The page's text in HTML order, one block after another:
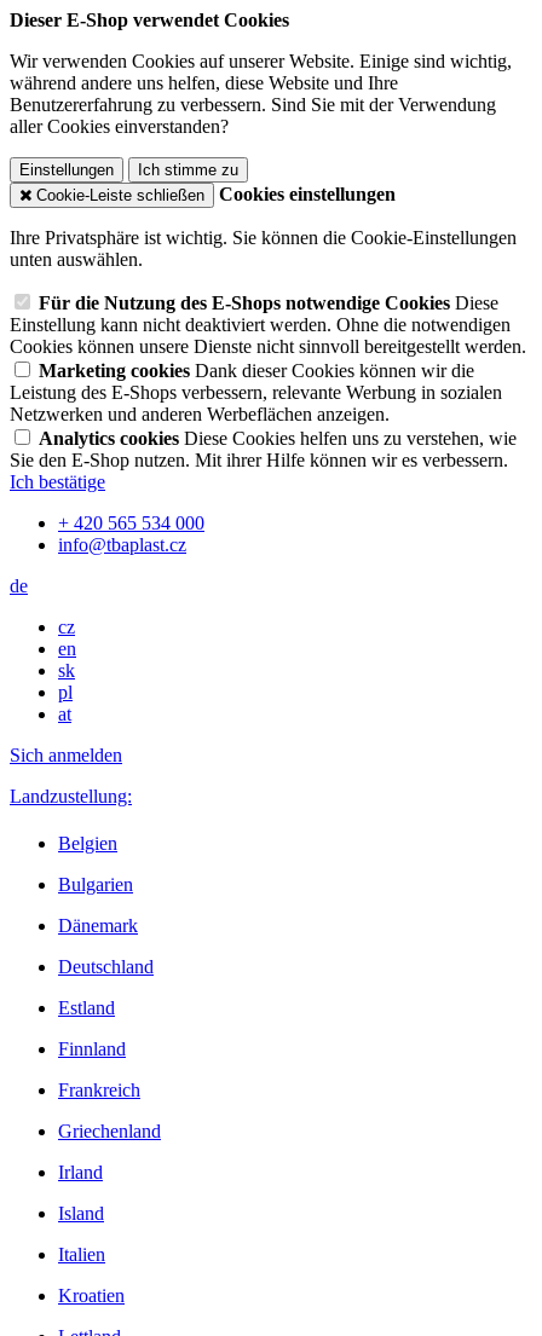
Dieser E-Shop verwendet Cookies
Wir verwenden Cookies auf unserer Website. Einige sind wichtig,
während andere uns helfen, diese Website und Ihre
Benutzererfahrung zu verbessern. Sind Sie mit der Verwendung
aller Cookies einverstanden?
Einstellungen
Ich stimme zu
Cookie-Leiste schließen
Cookies einstellungen
Ihre Privatsphäre ist wichtig. Sie können die Cookie-Einstellungen
unten auswählen.
Für die Nutzung des E-Shops notwendige Cookies Diese
Einstellung kann nicht deaktiviert werden. Ohne die notwendigen
Cookies können unsere Dienste nicht sinnvoll bereitgestellt werden.
Marketing cookies Dank dieser Cookies können wir die
Leistung des E-Shops verbessern, relevante Werbung in sozialen
Netzwerken und anderen Werbeflächen anzeigen.
Analytics cookies Diese Cookies helfen uns zu verstehen, wie
Sie den E-Shop nutzen. Mit ihrer Hilfe können wir es verbessern.
Ich bestätige
+ 420 565 534 000
info@tbaplast.cz
de
cz
en
sk
pl
at
Sich anmelden
Landzustellung:
Belgien
Bulgarien
Dänemark
Deutschland
Estland
Finnland
Frankreich
Griechenland
Irland
Island
Italien
Kroatien